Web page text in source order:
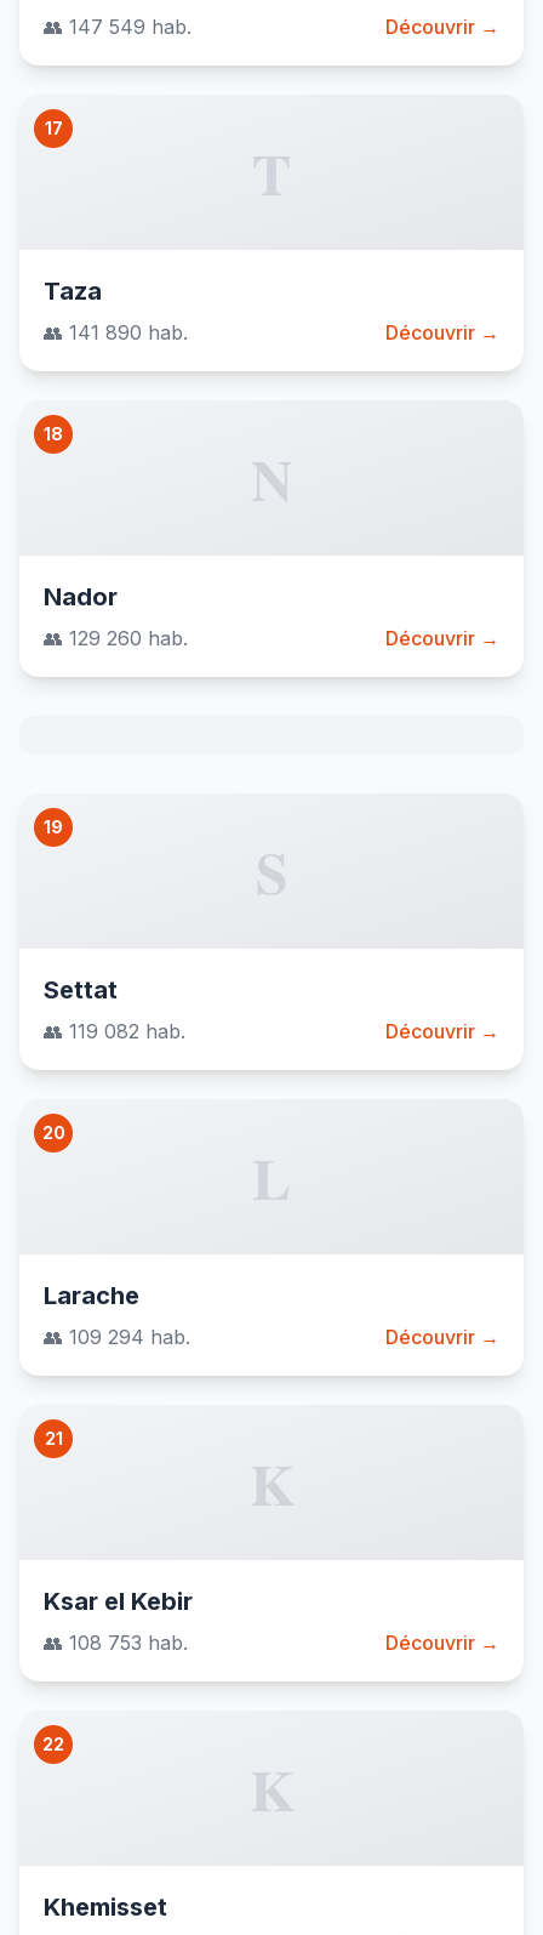
👥 147 549 hab. Découvrir →
17
T
Taza
👥 141 890 hab. Découvrir →
18
N
Nador
👥 129 260 hab. Découvrir →
19
S
Settat
👥 119 082 hab. Découvrir →
20
L
Larache
👥 109 294 hab. Découvrir →
21
K
Ksar el Kebir
👥 108 753 hab. Découvrir →
22
K
Khemisset